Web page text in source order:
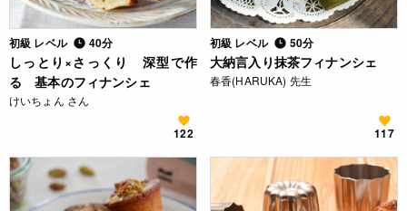
初級 レベル 40分
しっとり×さっくり 深型で作
る 基本のフィナンシェ
けいちょん さん
122
初級 レベル 50分
大納言入り抹茶フィナンシェ
春香(HARUKA) 先生
117